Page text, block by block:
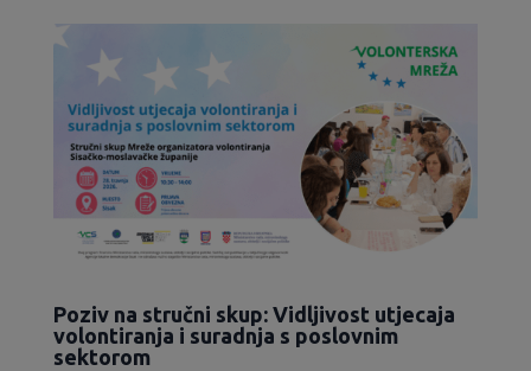
Poziv na stručni skup: Vidljivost utjecaja
volontiranja i suradnja s poslovnim
sektorom